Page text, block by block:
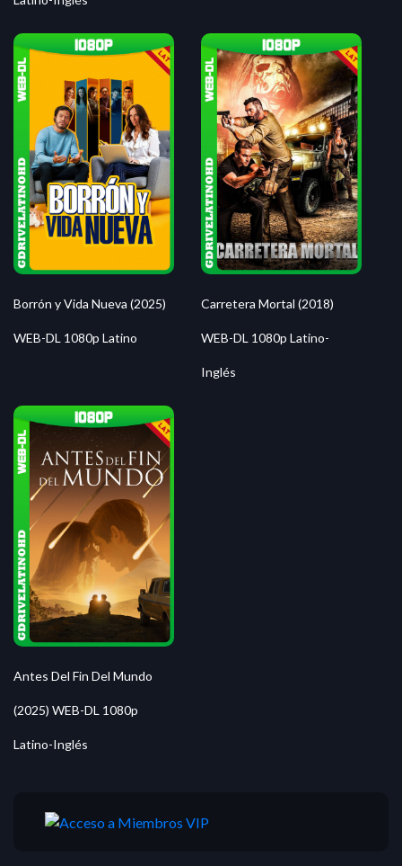
Borrón y Vida Nueva (2025)
WEB-DL 1080p Latino
Carretera Mortal (2018)
WEB-DL 1080p Latino-
Inglés
Antes Del Fin Del Mundo
(2025) WEB-DL 1080p
Latino-Inglés